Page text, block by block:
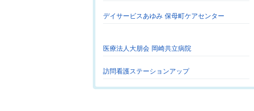
デイサービスあゆみ 保母町ケアセンター
医療法人大朋会 岡崎共立病院
訪問看護ステーションアップ